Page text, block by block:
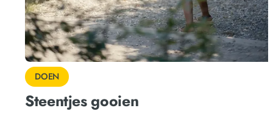
DOEN
Steentjes gooien